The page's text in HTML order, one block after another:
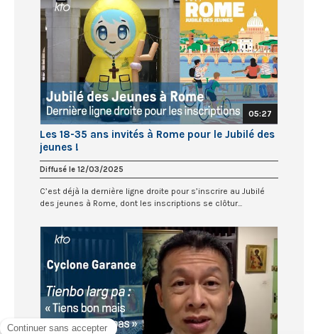
05:27
Les 18-35 ans invités à Rome pour le Jubilé des
jeunes !
Diffusé le 12/03/2025
C’est déjà la dernière ligne droite pour s’inscrire au Jubilé
des jeunes à Rome, dont les inscriptions se clôtur...